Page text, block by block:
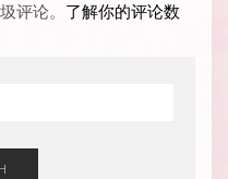
评论。 了解你的评论数